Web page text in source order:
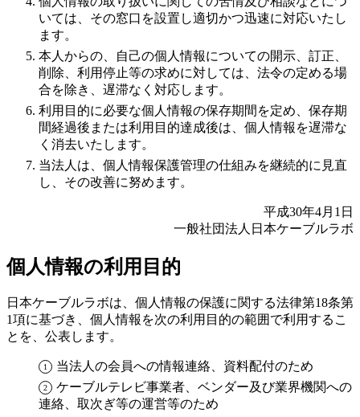
いては、その窓口を設置し適切かつ迅速に対応いたし
ます。
本人からの、自己の個人情報についての開示、訂正、
削除、利用停止等の求めに対しては、法令の定める場
合を除き、遅滞なく対応します。
利用目的に必要な個人情報の保存期間を定め、保存期
間経過後または利用目的達成後は、個人情報を遅滞な
く消去いたします。
当法人は、個人情報保護管理の仕組みを継続的に見直
し、その改善に努めます。
平成30年4月1日
一般社団法人日本ケーブルラボ
個人情報の利用目的
日本ケーブルラボは、個人情報の保護に関する法律第18条第
1項に基づき、個人情報を次の利用目的の範囲で利用するこ
とを、公表します。
当法人の会員への情報連絡、資料配付のため
ケーブルテレビ事業者、ベンダー及び業界機関への
連絡、取次ぎ等の運営等のため